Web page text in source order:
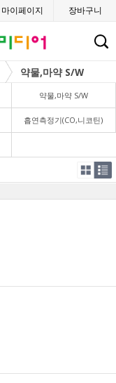
마이페이지 장바구니
약물,마약 S/W
약물,마약 S/W
흡연측정기(CO,니코틴)